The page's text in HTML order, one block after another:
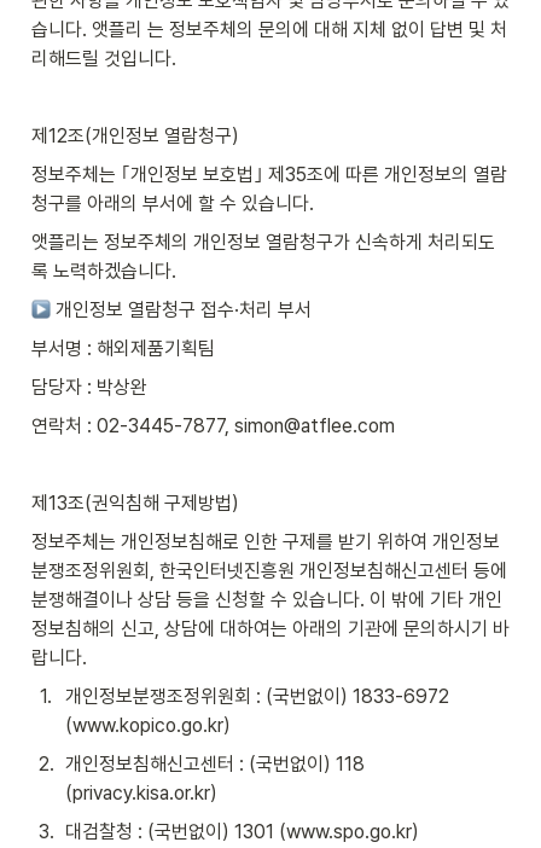
습니다. 앳플리 는 정보주체의 문의에 대해 지체 없이 답변 및 처
리해드릴 것입니다.
제12조(개인정보 열람청구)
정보주체는 ｢개인정보 보호법｣ 제35조에 따른 개인정보의 열람
청구를 아래의 부서에 할 수 있습니다.
앳플리는 정보주체의 개인정보 열람청구가 신속하게 처리되도
록 노력하겠습니다.
개인정보 열람청구 접수·처리 부서
부서명 : 해외제품기획팀
담당자 : 박상완
연락처 : 02-3445-7877, simon@atflee.com
제13조(권익침해 구제방법)
정보주체는 개인정보침해로 인한 구제를 받기 위하여 개인정보
분쟁조정위원회, 한국인터넷진흥원 개인정보침해신고센터 등에
분쟁해결이나 상담 등을 신청할 수 있습니다. 이 밖에 기타 개인
정보침해의 신고, 상담에 대하여는 아래의 기관에 문의하시기 바
랍니다.
1.
개인정보분쟁조정위원회 : (국번없이) 1833-6972
(www.kopico.go.kr)
2. 개인정보침해신고센터 : (국번없이) 118
(privacy.kisa.or.kr)
3. 대검찰청 : (국번없이) 1301 (www.spo.go.kr)